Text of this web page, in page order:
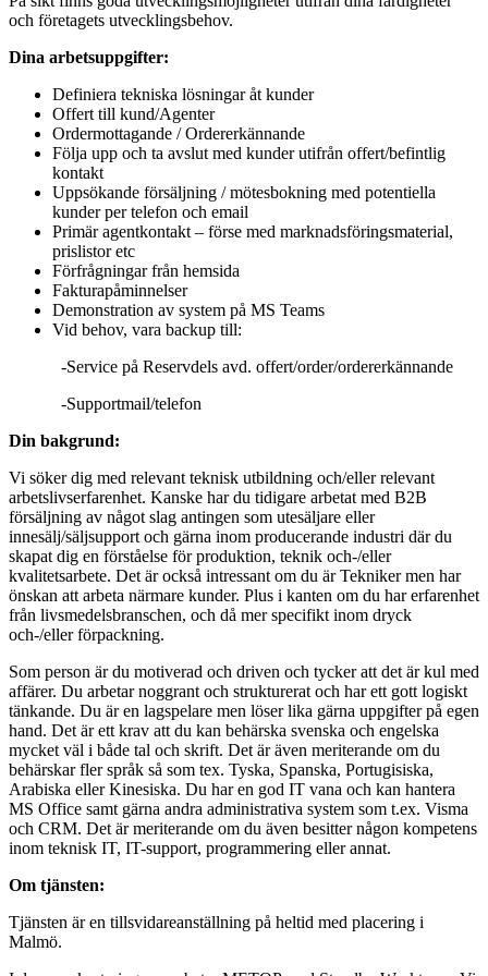
och företagets utvecklingsbehov.
Dina arbetsuppgifter:
Definiera tekniska lösningar åt kunder
Offert till kund/Agenter
Ordermottagande / Ordererkännande
Följa upp och ta avslut med kunder utifrån offert/befintlig
kontakt
Uppsökande försäljning / mötesbokning med potentiella
kunder per telefon och email
Primär agentkontakt – förse med marknadsföringsmaterial,
prislistor etc
Förfrågningar från hemsida
Fakturapåminnelser
Demonstration av system på MS Teams
Vid behov, vara backup till:
-Service på Reservdels avd. offert/order/ordererkännande
-Supportmail/telefon
Din bakgrund:
Vi söker dig med relevant teknisk utbildning och/eller relevant
arbetslivserfarenhet. Kanske har du tidigare arbetat med B2B
försäljning av något slag antingen som utesäljare eller
innesälj/säljsupport och gärna inom producerande industri där du
skapat dig en förståelse för produktion, teknik och-/eller
kvalitetsarbete. Det är också intressant om du är Tekniker men har
önskan att arbeta närmare kunder. Plus i kanten om du har erfarenhet
från livsmedelsbranschen, och då mer specifikt inom dryck
och-/eller förpackning.
Som person är du motiverad och driven och tycker att det är kul med
affärer. Du arbetar noggrant och strukturerat och har ett gott logiskt
tänkande. Du är en lagspelare men löser lika gärna uppgifter på egen
hand. Det är ett krav att du kan behärska svenska och engelska
mycket väl i både tal och skrift. Det är även meriterande om du
behärskar fler språk så som tex. Tyska, Spanska, Portugisiska,
Arabiska eller Kinesiska. Du har en god IT vana och kan hantera
MS Office samt gärna andra administrativa system som t.ex. Visma
och CRM. Det är meriterande om du även besitter någon kompetens
inom teknisk IT, IT-support, programmering eller annat.
Om tjänsten:
Tjänsten är en tillsvidareanställning på heltid med placering i
Malmö.